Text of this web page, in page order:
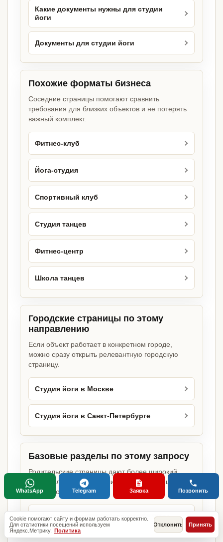
Какие документы нужны для студии
йоги
Документы для студии йоги
Похожие форматы бизнеса
Соседние страницы помогают сравнить
требования для близких объектов и не потерять
важный комплект.
Фитнес-клуб
Йога-студия
Спортивный клуб
Студия танцев
Фитнес-центр
Школа танцев
Городские страницы по этому
направлению
Если объект работает в конкретном городе,
можно сразу открыть релевантную городскую
страницу.
Студия йоги в Москве
Студия йоги в Санкт-Петербурге
Базовые разделы по этому запросу
Родительские страницы дают более широкий
обзор услуги, объекта или региона без лишних
переходов.
Оформление документов для бизнеса
Cookie помогают сайту и формам работать корректно.
Для статистики посещений используем
Яндекс.Метрику. Политика
Отклонить Принять
WhatsApp Telegram Заявка Позвонить